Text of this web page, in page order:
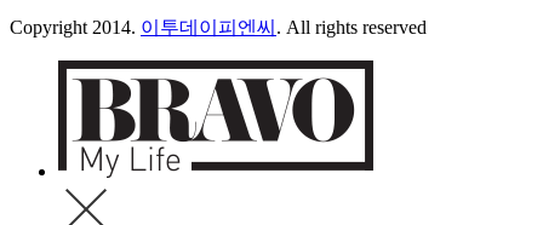
Copyright 2014. 이투데이피엔씨 . All rights reserved